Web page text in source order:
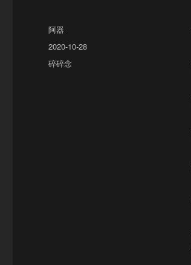
作
者
阿器
发
布
于
2020-10-28
分
碎碎念